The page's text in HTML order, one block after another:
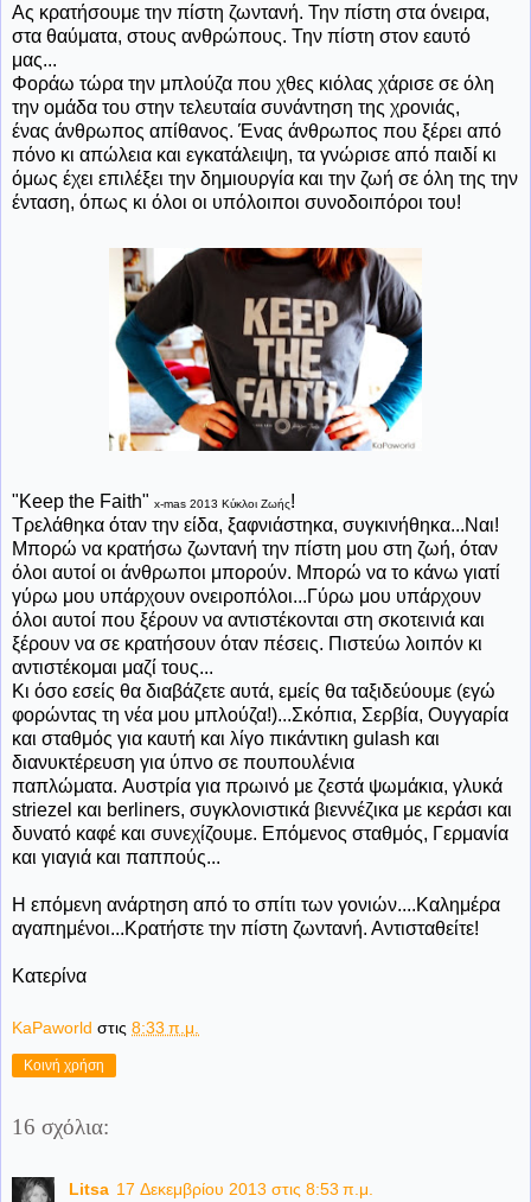
Ας κρατήσουμε την πίστη ζωντανή. Την πίστη στα όνειρα,
στα θαύματα, στους ανθρώπους. Την πίστη στον εαυτό
μας...
Φοράω τώρα την μπλούζα που χθες κιόλας χάρισε σε όλη
την ομάδα του στην τελευταία συνάντηση της χρονιάς,
ένας άνθρωπος απίθανος. Ένας άνθρωπος που ξέρει από
πόνο κι απώλεια και εγκατάλειψη, τα γνώρισε από παιδί κι
όμως έχει επιλέξει την δημιουργία και την ζωή σε όλη της την
ένταση, όπως κι όλοι οι υπόλοιποι συνοδοιπόροι του!
"Keep the Faith" x-mas 2013 Κύκλοι Ζωής!
Τρελάθηκα όταν την είδα, ξαφνιάστηκα, συγκινήθηκα...Ναι!
Μπορώ να κρατήσω ζωντανή την πίστη μου στη ζωή, όταν
όλοι αυτοί οι άνθρωποι μπορούν. Μπορώ να το κάνω γιατί
γύρω μου υπάρχουν ονειροπόλοι...Γύρω μου υπάρχουν
όλοι αυτοί που ξέρουν να αντιστέκονται στη σκοτεινιά και
ξέρουν να σε κρατήσουν όταν πέσεις. Πιστεύω λοιπόν κι
αντιστέκομαι μαζί τους...
Κι όσο εσείς θα διαβάζετε αυτά, εμείς θα ταξιδεύουμε (εγώ
φορώντας τη νέα μου μπλούζα!)...Σκόπια, Σερβία, Ουγγαρία
και σταθμός για καυτή και λίγο πικάντικη gulash και
διανυκτέρευση για ύπνο σε πουπουλένια
παπλώματα. Αυστρία για πρωινό με ζεστά ψωμάκια, γλυκά
striezel και berliners, συγκλονιστικά βιεννέζικα με κεράσι και
δυνατό καφέ και συνεχίζουμε. Επόμενος σταθμός, Γερμανία
και γιαγιά και παππούς...
Η επόμενη ανάρτηση από το σπίτι των γονιών....Καλημέρα
αγαπημένοι...Κρατήστε την πίστη ζωντανή. Αντισταθείτε!
Κατερίνα
KaPaworld στις 8:33 π.μ.
Κοινή χρήση
16 σχόλια:
Litsa 17 Δεκεμβρίου 2013 στις 8:53 π.μ.